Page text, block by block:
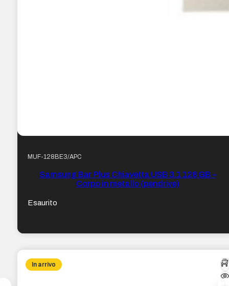
MUF-128BE3/APC
Samsung Bar Plus Chiavetta USB 3.1 128 GB –
Corpo in metallo (pendrive)
Esaurito
In arrivo